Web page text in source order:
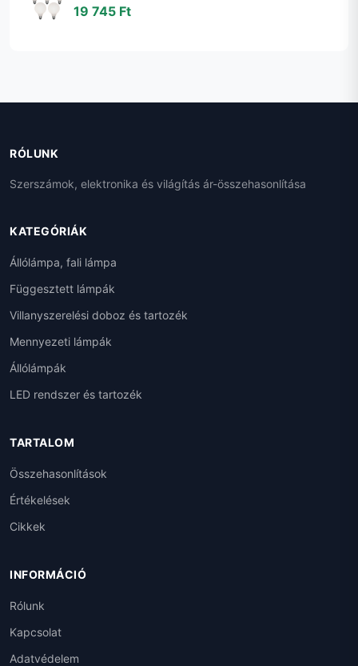
19 745 Ft
RÓLUNK
Szerszámok, elektronika és világítás ár-összehasonlítása
KATEGÓRIÁK
Állólámpa, fali lámpa
Függesztett lámpák
Villanyszerelési doboz és tartozék
Mennyezeti lámpák
Állólámpák
LED rendszer és tartozék
TARTALOM
Összehasonlítások
Értékelések
Cikkek
INFORMÁCIÓ
Rólunk
Kapcsolat
Adatvédelem